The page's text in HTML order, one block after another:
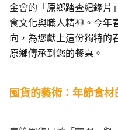
金會的「原鄉踏查紀錄片
食文化與職人精神。今年
向，為您獻上這份獨特的
原鄉傳承到您的餐桌。
囤貨的藝術：年節食